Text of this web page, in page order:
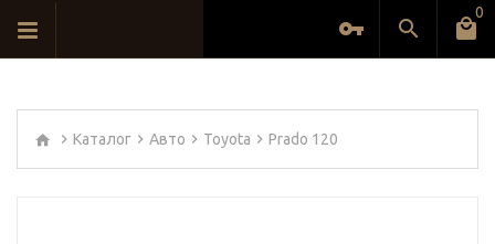
0
Каталог Авто Toyota Prado 120